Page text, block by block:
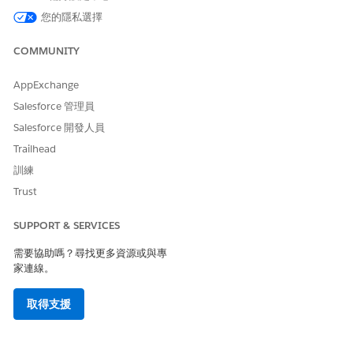
您的隱私選擇
COMMUNITY
AppExchange
Salesforce 管理員
Salesforce 開發人員
Trailhead
訓練
Trust
SUPPORT & SERVICES
需要協助嗎？尋找更多資源或與專
家連線。
取得支援